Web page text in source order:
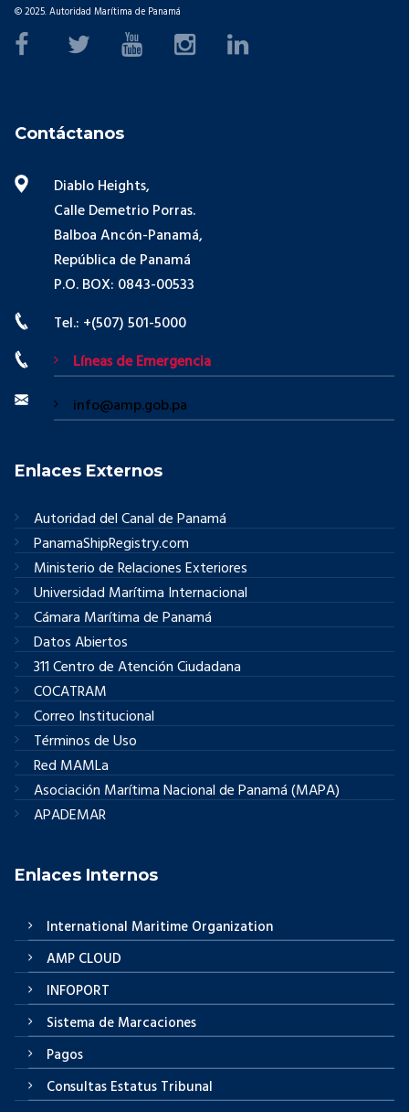
© 2025. Autoridad Marítima de Panamá
Contáctanos
Diablo Heights,
Calle Demetrio Porras.
Balboa Ancón-Panamá,
República de Panamá
P.O. BOX: 0843-00533
Tel.: +(507) 501-5000
Líneas de Emergencia
info@amp.gob.pa
Enlaces Externos
Autoridad del Canal de Panamá
PanamaShipRegistry.com
Ministerio de Relaciones Exteriores
Universidad Marítima Internacional
Cámara Marítima de Panamá
Datos Abiertos
311 Centro de Atención Ciudadana
COCATRAM
Correo Institucional
Términos de Uso
Red MAMLa
Asociación Marítima Nacional de Panamá (MAPA)
APADEMAR
Enlaces Internos
International Maritime Organization
AMP CLOUD
INFOPORT
Sistema de Marcaciones
Pagos
Consultas Estatus Tribunal